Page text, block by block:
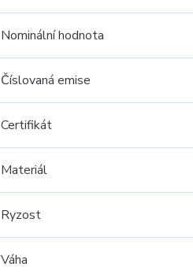
Nominální hodnota
Číslovaná emise
Certifikát
Materiál
Ryzost
Váha